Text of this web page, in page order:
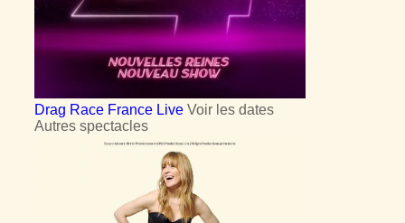
Drag Race France Live Voir les dates
Autres spectacles